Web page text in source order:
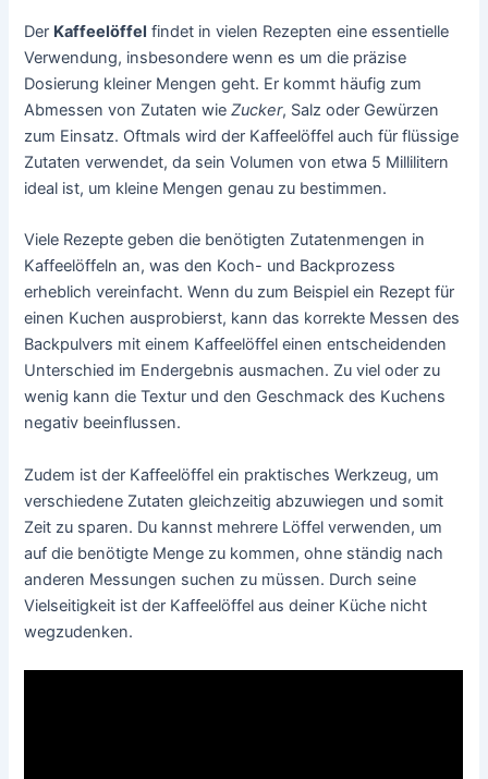
Der Kaffeelöffel findet in vielen Rezepten eine essentielle
Verwendung, insbesondere wenn es um die präzise
Dosierung kleiner Mengen geht. Er kommt häufig zum
Abmessen von Zutaten wieZucker, Salz oder Gewürzen
zum Einsatz. Oftmals wird der Kaffeelöffel auch für flüssige
Zutaten verwendet, da sein Volumen von etwa 5 Millilitern
ideal ist, um kleine Mengen genau zu bestimmen.
Viele Rezepte geben die benötigten Zutatenmengen in
Kaffeelöffeln an, was den Koch- und Backprozess
erheblich vereinfacht. Wenn du zum Beispiel ein Rezept für
einen Kuchen ausprobierst, kann das korrekte Messen des
Backpulvers mit einem Kaffeelöffel einen entscheidenden
Unterschied im Endergebnis ausmachen. Zu viel oder zu
wenig kann die Textur und den Geschmack des Kuchens
negativ beeinflussen.
Zudem ist der Kaffeelöffel ein praktisches Werkzeug, um
verschiedene Zutaten gleichzeitig abzuwiegen und somit
Zeit zu sparen. Du kannst mehrere Löffel verwenden, um
auf die benötigte Menge zu kommen, ohne ständig nach
anderen Messungen suchen zu müssen. Durch seine
Vielseitigkeit ist der Kaffeelöffel aus deiner Küche nicht
wegzudenken.